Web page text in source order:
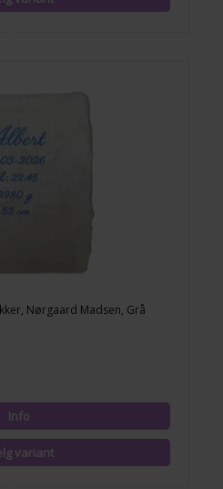
Nørgaard Madsen, Grå